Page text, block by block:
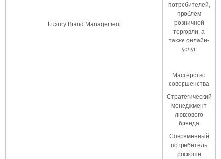
Luxury Brand Management
потребителей,
проблем
розничной
торговли, а
также онлайн-
услуг.
Мастерство
совершенства
Стратегический
менеджмент
люксового
бренда
Современный
потребитель
роскоши